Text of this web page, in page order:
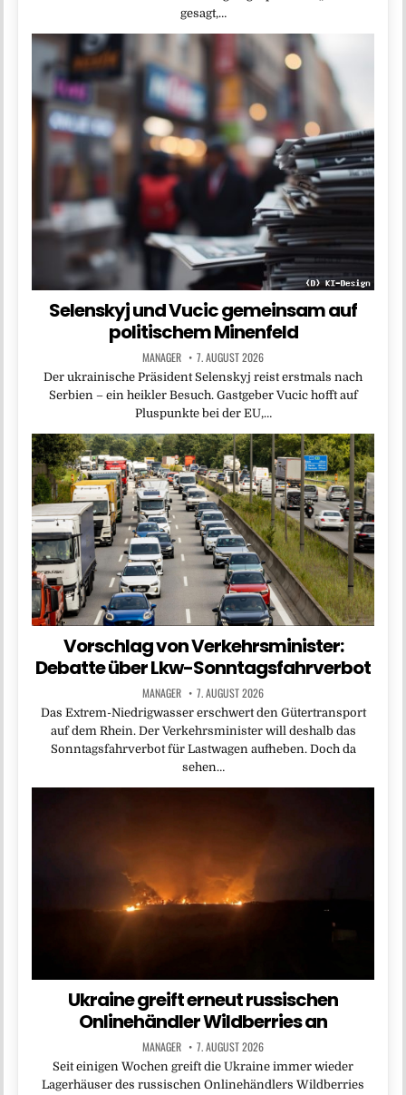
gesagt,…
Selenskyj und Vucic gemeinsam auf
politischem Minenfeld
MANAGER 7. AUGUST 2026
Der ukrainische Präsident Selenskyj reist erstmals nach
Serbien – ein heikler Besuch. Gastgeber Vucic hofft auf
Pluspunkte bei der EU,…
Vorschlag von Verkehrsminister:
Debatte über Lkw-Sonntagsfahrverbot
MANAGER 7. AUGUST 2026
Das Extrem-Niedrigwasser erschwert den Gütertransport
auf dem Rhein. Der Verkehrsminister will deshalb das
Sonntagsfahrverbot für Lastwagen aufheben. Doch da
sehen…
Ukraine greift erneut russischen
Onlinehändler Wildberries an
MANAGER 7. AUGUST 2026
Seit einigen Wochen greift die Ukraine immer wieder
Lagerhäuser des russischen Onlinehändlers Wildberries